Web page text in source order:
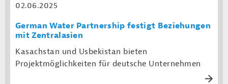
02.06.2025
German Water Partnership festigt Beziehungen
mit Zentralasien
Kasachstan und Usbekistan bieten
Projektmöglichkeiten für deutsche Unternehmen